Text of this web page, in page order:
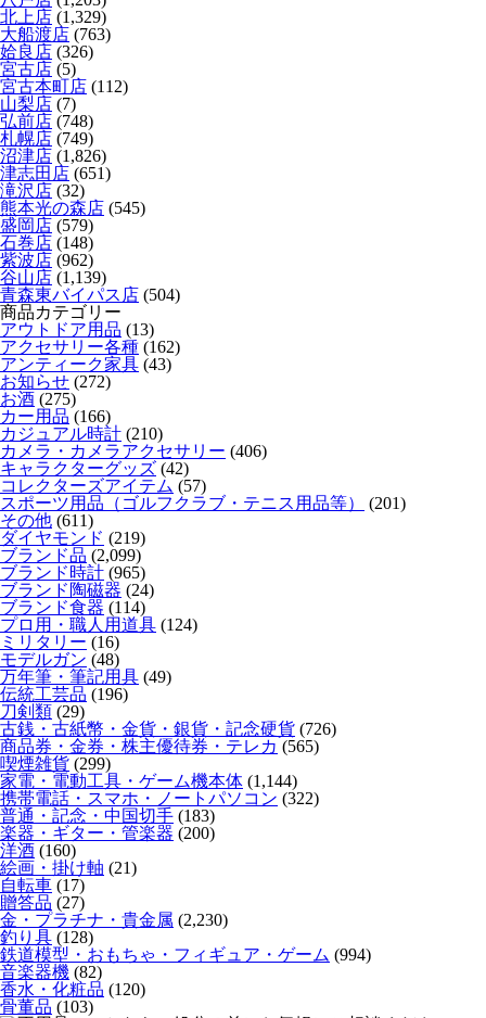
北上店 (1,329)
大船渡店 (763)
姶良店 (326)
宮古店 (5)
宮古本町店 (112)
山梨店 (7)
弘前店 (748)
札幌店 (749)
沼津店 (1,826)
津志田店 (651)
滝沢店 (32)
熊本光の森店 (545)
盛岡店 (579)
石巻店 (148)
紫波店 (962)
谷山店 (1,139)
青森東バイパス店 (504)
商品カテゴリー
アウトドア用品 (13)
アクセサリー各種 (162)
アンティーク家具 (43)
お知らせ (272)
お酒 (275)
カー用品 (166)
カジュアル時計 (210)
カメラ・カメラアクセサリー (406)
キャラクターグッズ (42)
コレクターズアイテム (57)
スポーツ用品（ゴルフクラブ・テニス用品等）
(201)
その他 (611)
ダイヤモンド (219)
ブランド品 (2,099)
ブランド時計 (965)
ブランド陶磁器 (24)
ブランド食器 (114)
プロ用・職人用道具 (124)
ミリタリー (16)
モデルガン (48)
万年筆・筆記用具 (49)
伝統工芸品 (196)
刀剣類 (29)
古銭・古紙幣・金貨・銀貨・記念硬貨 (726)
商品券・金券・株主優待券・テレカ (565)
喫煙雑貨 (299)
家電・電動工具・ゲーム機本体 (1,144)
携帯電話・スマホ・ノートパソコン (322)
普通・記念・中国切手 (183)
楽器・ギター・管楽器 (200)
洋酒 (160)
絵画・掛け軸 (21)
自転車 (17)
贈答品 (27)
金・プラチナ・貴金属 (2,230)
釣り具 (128)
鉄道模型・おもちゃ・フィギュア・ゲーム (994)
音楽器機 (82)
香水・化粧品 (120)
骨董品 (103)